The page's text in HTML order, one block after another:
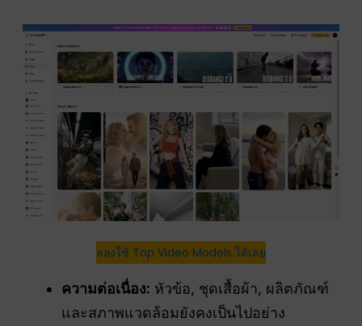
ลองใช้ Top Video Models ได้เลย
ความต่อเนื่อง: หัวข้อ, ชุดเสื้อผ้า, ผลิตภัณฑ์
และสภาพแวดล้อมยังคงเป็นไปอย่าง